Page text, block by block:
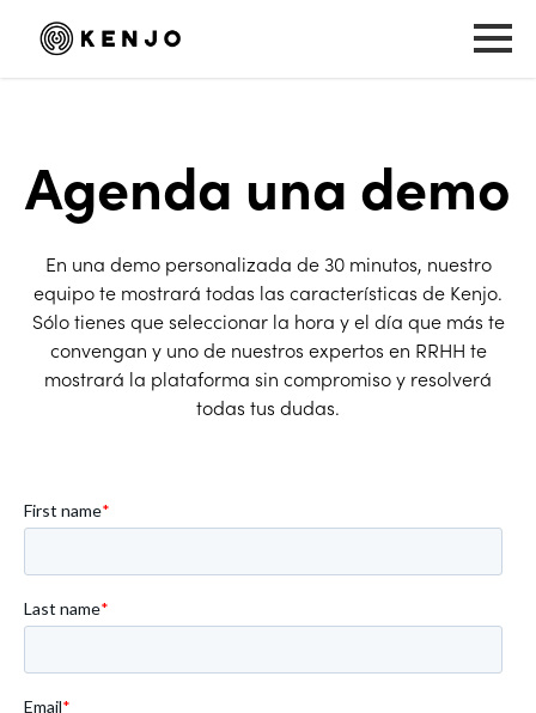
Agenda una demo
En una demo personalizada de 30 minutos, nuestro
equipo te mostrará todas las características de Kenjo.
Sólo tienes que seleccionar la hora y el día que más te
convengan y uno de nuestros expertos en RRHH te
mostrará la plataforma sin compromiso y resolverá
todas tus dudas.